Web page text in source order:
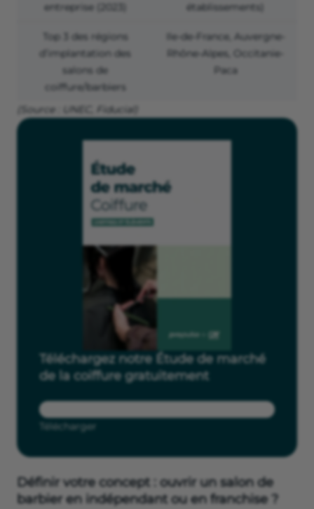
entreprise (2023)
établissements)
Top 3 des régions
d’implantation des
salons de
coiffure/barbiers
Ile-de-France, Auvergne-
Rhône-Alpes, Occitanie-
Paca
(Source : UNEC, Fiducial)
Téléchargez notre Étude de marché
de la coiffure gratuitement
Télécharger
Définir votre concept : ouvrir un salon de
barbier en indépendant ou en franchise ?